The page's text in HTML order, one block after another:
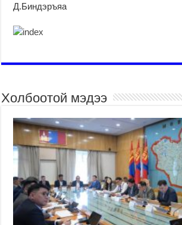
Д.Биндэръяа
Холбоотой мэдээ